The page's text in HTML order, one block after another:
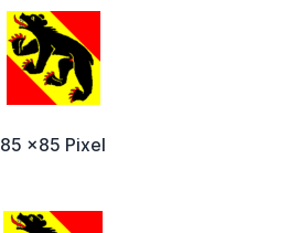
85 x85 Pixel